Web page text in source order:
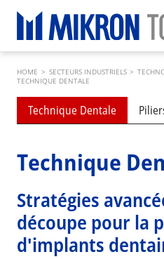
Français
Main navigation
SECTEURS INDUSTRIELS
SERVICES
EXPERTISE
INSIDE MIKRON TOOL
Breadcrumb
HOME > SECTEURS INDUSTRIELS >
TECHNIQUE DENTALE
Submenu
Technique Dentale
Technique
Stratégies
découpe pour la
d'implants